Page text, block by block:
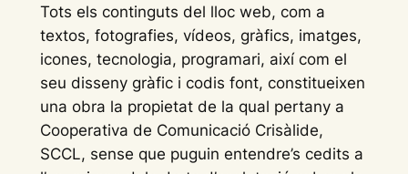
Tots els continguts del lloc web, com a
textos, fotografies, vídeos, gràfics, imatges,
icones, tecnologia, programari, així com el
seu disseny gràfic i codis font, constitueixen
una obra la propietat de la qual pertany a
Cooperativa de Comunicació Crisàlide,
SCCL, sense que puguin entendre’s cedits a